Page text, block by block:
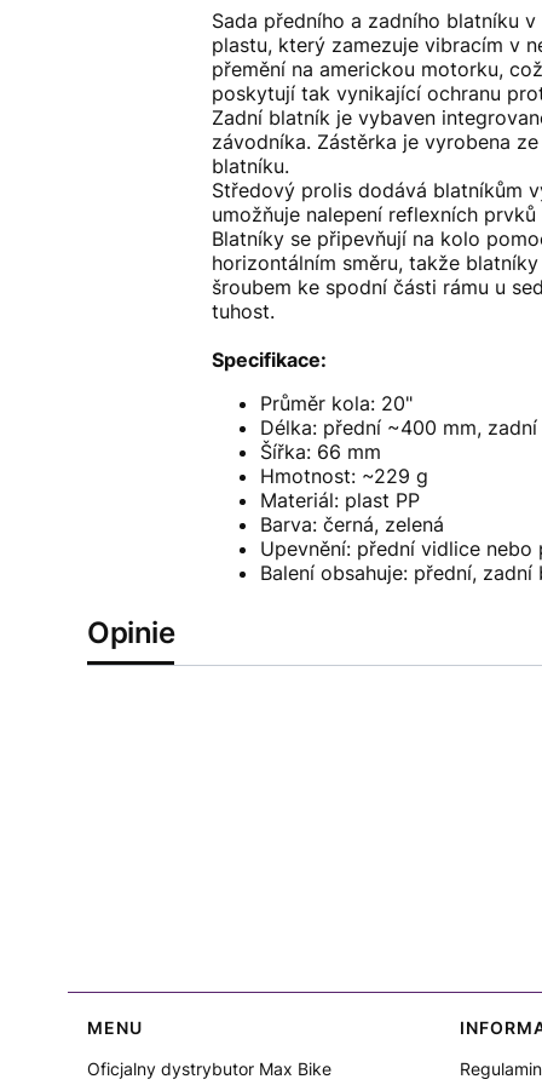
Sada předního a zadního blatníku
plastu, který zamezuje vibracím v
přemění na americkou motorku,
poskytují tak vynikající ochranu
Zadní blatník je vybaven
závodníka. Zástěrka je vyrobena
blatníku.
Středový prolis dodává blatníkům
umožňuje nalepení reflexních
Blatníky se připevňují na kolo
horizontálním směru, takže
šroubem ke spodní části rámu u
tuhost.
Specifikace:
Průměr kola: 20"
Délka: přední ~400 mm,
Šířka: 66 mm
Hmotnost: ~229 g
Materiál: plast PP
Barva: černá, zelená
Upevnění: přední vidlice
Balení obsahuje: přední,
Opinie
Linki w stopce
MENU
Oficjalny dystrybutor Max Bike
Regulamin